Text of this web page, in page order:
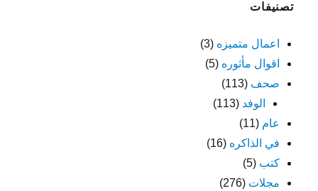
تصنيفات
اعمال متميزه (3)
اقوال مأثوره (5)
صحف (113)
الوفد (113)
عام (11)
في الذاكره (16)
كتب (5)
مجلات (276)